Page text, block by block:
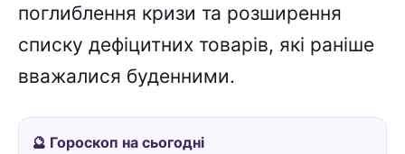
поглиблення кризи та розширення
списку дефіцитних товарів, які раніше
вважалися буденними.
🔮 Гороскоп на сьогодні